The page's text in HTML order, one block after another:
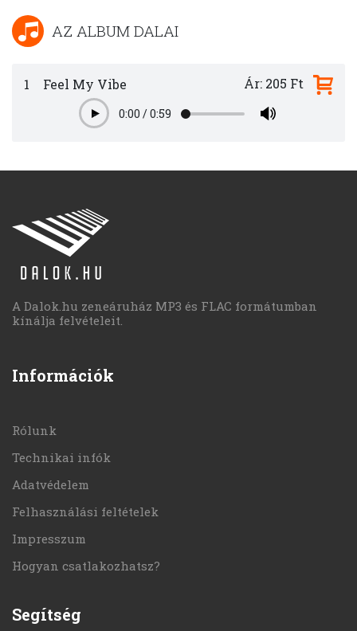
AZ ALBUM DALAI
1 Feel My Vibe
Play0:00 /0:59
Ár: 205 Ft
A Dalok.hu zeneáruház MP3 és FLAC formátumban
kínálja felvételeit.
Információk
Rólunk
Technikai infók
Adatvédelem
Felhasználási feltételek
Impresszum
Hogyan csatlakozhatsz?
Segítség